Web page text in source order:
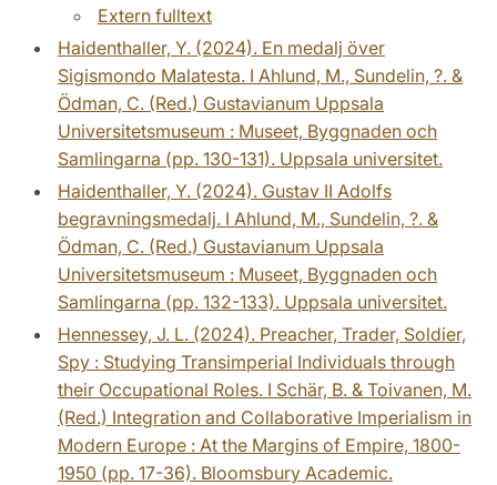
Extern fulltext
Haidenthaller, Y. (2024). En medalj över
Sigismondo Malatesta. I Ahlund, M., Sundelin, ?. &
Ödman, C. (Red.) Gustavianum Uppsala
Universitetsmuseum : Museet, Byggnaden och
Samlingarna (pp. 130-131). Uppsala universitet.
Haidenthaller, Y. (2024). Gustav II Adolfs
begravningsmedalj. I Ahlund, M., Sundelin, ?. &
Ödman, C. (Red.) Gustavianum Uppsala
Universitetsmuseum : Museet, Byggnaden och
Samlingarna (pp. 132-133). Uppsala universitet.
Hennessey, J. L. (2024). Preacher, Trader, Soldier,
Spy : Studying Transimperial Individuals through
their Occupational Roles. I Schär, B. & Toivanen, M.
(Red.) Integration and Collaborative Imperialism in
Modern Europe : At the Margins of Empire, 1800-
1950 (pp. 17-36). Bloomsbury Academic.